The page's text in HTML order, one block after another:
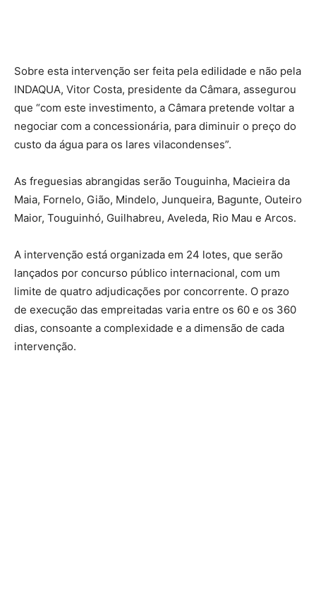
Sobre esta intervenção ser feita pela edilidade e não pela
INDAQUA, Vitor Costa, presidente da Câmara, assegurou
que “com este investimento, a Câmara pretende voltar a
negociar com a concessionária, para diminuir o preço do
custo da água para os lares vilacondenses”.
As freguesias abrangidas serão Touguinha, Macieira da
Maia, Fornelo, Gião, Mindelo, Junqueira, Bagunte, Outeiro
Maior, Touguinhó, Guilhabreu, Aveleda, Rio Mau e Arcos.
A intervenção está organizada em 24 lotes, que serão
lançados por concurso público internacional, com um
limite de quatro adjudicações por concorrente. O prazo
de execução das empreitadas varia entre os 60 e os 360
dias, consoante a complexidade e a dimensão de cada
intervenção.